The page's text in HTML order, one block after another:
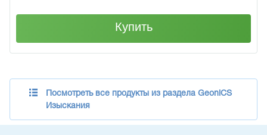
Купить
Посмотреть все продукты из раздела GeoniCS
Изыскания